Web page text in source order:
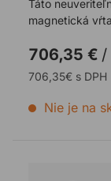
Táto
magnetická
aj napriek malej
706,35 € /
706,35€ s DPH
Nie je na
Sada 25mm